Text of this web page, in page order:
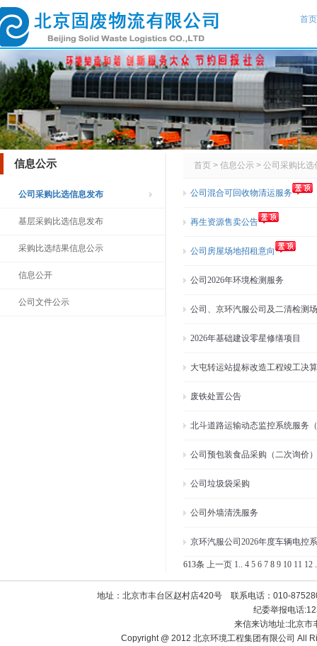
首页
信息公示
公司采购比选信息发布
基层采购比选信息发布
采购比选结果信息公示
信息公开
公司文件公示
首页 > 信息公示 > 公司采购比选
公司混合可回收物清运服务
再生资源售卖公告
公司房屋场地招租意向
公司2026年环境检测服务
公司、京环汽服公司及二清检测
2026年基础建设零星修缮项目
大屯转运站提标改造工程竣工决
​废铁处置公告
北斗道路运输动态监控系统服务
公司预包装食品采购（​二次询价）
公司垃圾袋采购
公司外墙清洗服务
京环汽服公司2026年度车辆电控
613条 上一页 1.. 4 5 6 7 8 9 10 11 12
地址：北京市丰台区赵村店420号 联系电话：010-
纪委举报电话
来信来访地址:北京市
Copyright @ 2012 北京环境工程集团有限公司 All